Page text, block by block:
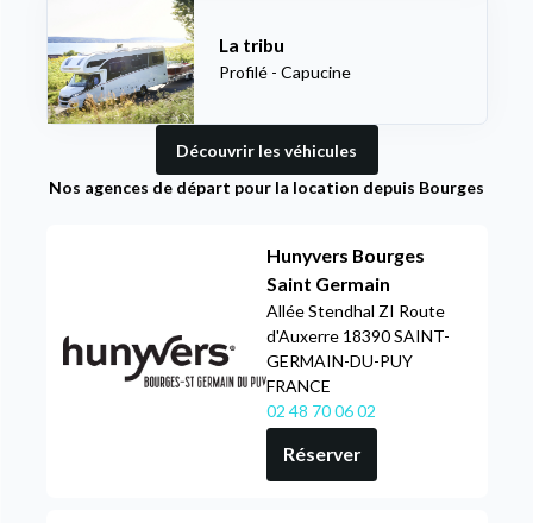
La tribu
Profilé - Capucine
Découvrir les véhicules
Nos agences de départ pour la location depuis Bourges
Hunyvers Bourges
Saint Germain
Allée Stendhal ZI Route
d'Auxerre 18390 SAINT-
GERMAIN-DU-PUY
FRANCE
02 48 70 06 02
Réserver